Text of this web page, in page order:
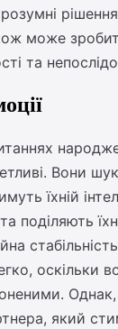
розумні
може
та
Вони
їхній
поділяють
оскільки
який